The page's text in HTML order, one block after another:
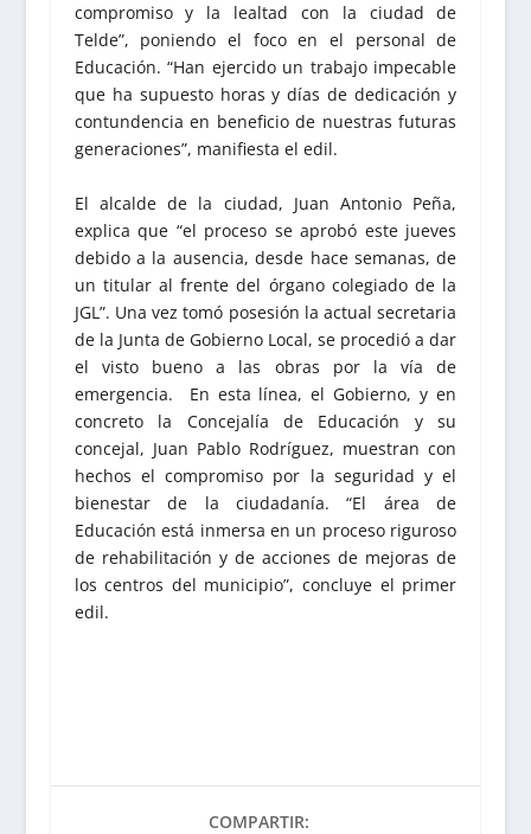
compromiso y la lealtad con la ciudad de
Telde”, poniendo el foco en el personal de
Educación. “Han ejercido un trabajo impecable
que ha supuesto horas y días de dedicación y
contundencia en beneficio de nuestras futuras
generaciones”, manifiesta el edil.
El alcalde de la ciudad, Juan Antonio Peña,
explica que “el proceso se aprobó este jueves
debido a la ausencia, desde hace semanas, de
un titular al frente del órgano colegiado de la
JGL”. Una vez tomó posesión la actual secretaria
de la Junta de Gobierno Local, se procedió a dar
el visto bueno a las obras por la vía de
emergencia. En esta línea, el Gobierno, y en
concreto la Concejalía de Educación y su
concejal, Juan Pablo Rodríguez, muestran con
hechos el compromiso por la seguridad y el
bienestar de la ciudadanía. “El área de
Educación está inmersa en un proceso riguroso
de rehabilitación y de acciones de mejoras de
los centros del municipio”, concluye el primer
edil.
COMPARTIR: